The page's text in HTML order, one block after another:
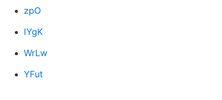
zpO
IYgK
WrLw
YFut